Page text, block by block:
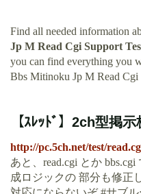
Find all needed information
Jp M Read Cgi Support
you can find everything you
Bbs Mitinoku Jp M Read Cgi
【ｽﾚｯﾄﾞ】2ch型掲
http://pc.5ch.net/test/
あと、read.cgi とか
成ロジックの 部分も修正